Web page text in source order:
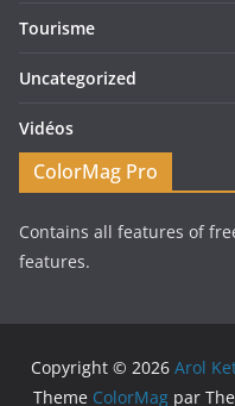
Tourisme
Uncategorized
Vidéos
ColorMag Pro
Contains all features of
features.
Copyright © 2026 Arol
Theme ColorMagpar